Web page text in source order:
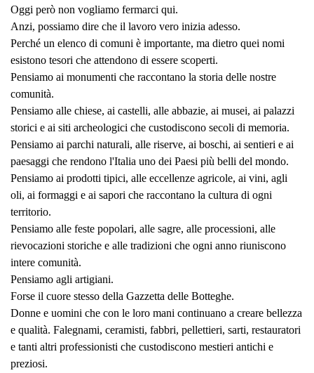
Oggi però non vogliamo fermarci qui.
Anzi, possiamo dire che il lavoro vero inizia adesso.
Perché un elenco di comuni è importante, ma dietro quei nomi
esistono tesori che attendono di essere scoperti.
Pensiamo ai monumenti che raccontano la storia delle nostre
comunità.
Pensiamo alle chiese, ai castelli, alle abbazie, ai musei, ai palazzi
storici e ai siti archeologici che custodiscono secoli di memoria.
Pensiamo ai parchi naturali, alle riserve, ai boschi, ai sentieri e ai
paesaggi che rendono l'Italia uno dei Paesi più belli del mondo.
Pensiamo ai prodotti tipici, alle eccellenze agricole, ai vini, agli
oli, ai formaggi e ai sapori che raccontano la cultura di ogni
territorio.
Pensiamo alle feste popolari, alle sagre, alle processioni, alle
rievocazioni storiche e alle tradizioni che ogni anno riuniscono
intere comunità.
Pensiamo agli artigiani.
Forse il cuore stesso della Gazzetta delle Botteghe.
Donne e uomini che con le loro mani continuano a creare bellezza
e qualità. Falegnami, ceramisti, fabbri, pellettieri, sarti, restauratori
e tanti altri professionisti che custodiscono mestieri antichi e
preziosi.